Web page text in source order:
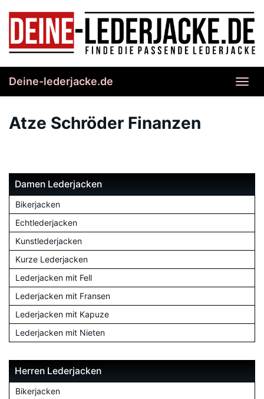
content
Deine-lederjacke.de
Atze Schröder Finanzen
Damen Lederjacken
Bikerjacken
Echtlederjacken
Kunstlederjacken
Kurze Lederjacken
Lederjacken mit Fell
Lederjacken mit Fransen
Lederjacken mit Kapuze
Lederjacken mit Nieten
Herren Lederjacken
Bikerjacken